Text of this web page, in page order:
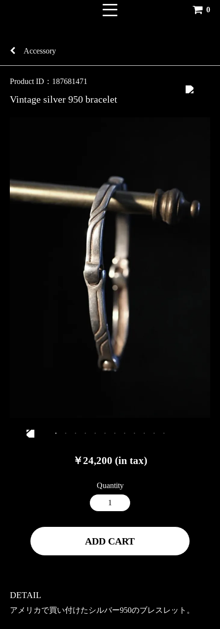
0
Accessory
Product ID：187681471
Vintage silver 950 bracelet
￥24,200 (in tax)
Quantity
ADD CART
DETAIL
アメリカで買い付けたシルバー950のブレスレット。